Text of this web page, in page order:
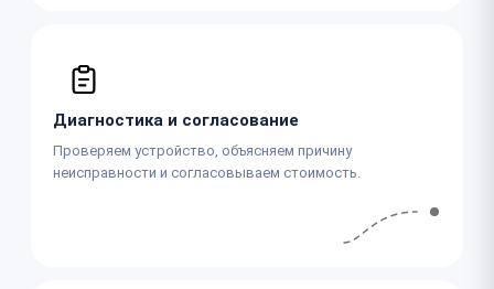
Диагностика и согласование
Проверяем устройство, объясняем причину
неисправности и согласовываем стоимость.